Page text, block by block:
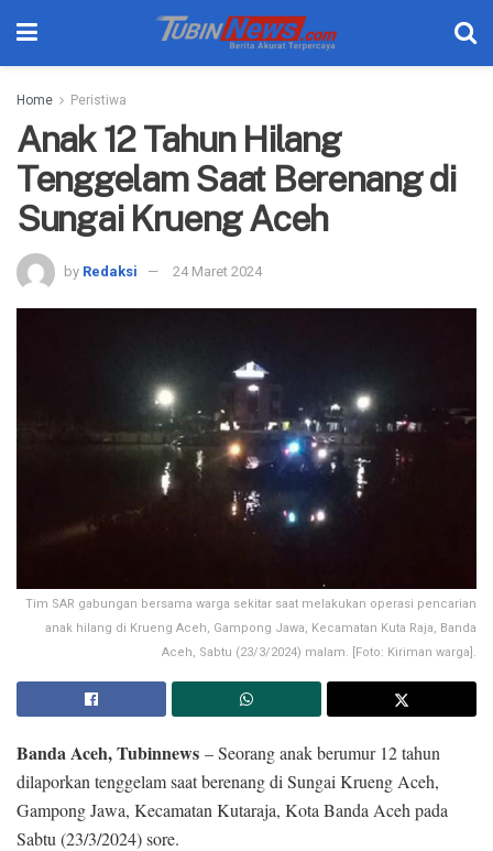
Home Peristiwa
Anak 12 Tahun Hilang
Tenggelam Saat Berenang di
Sungai Krueng Aceh
by Redaksi 24 Maret 2024
Tim SAR gabungan bersama warga sekitar saat melakukan operasi pencarian
anak hilang di Krueng Aceh, Gampong Jawa, Kecamatan Kuta Raja, Banda
Aceh, Sabtu (23/3/2024) malam. [Foto: Kiriman warga].
Banda Aceh, Tubinnews – Seorang anak berumur 12 tahun
dilaporkan tenggelam saat berenang di Sungai Krueng Aceh,
Gampong Jawa, Kecamatan Kutaraja, Kota Banda Aceh pada
Sabtu (23/3/2024) sore.